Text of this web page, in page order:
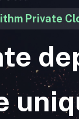
Private